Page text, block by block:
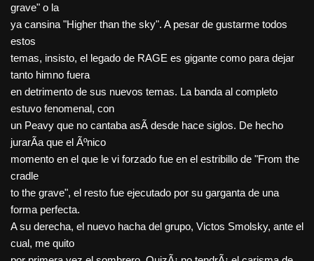
grave" o la
ya cansina "Higher than the sky". A pesar de gustarme todos
estos
temas, insisto, el legado de RAGE es gigante como para dejar
tanto himno fuera
en detrimento de sus nuevos temas. La banda al completo
estuvo fenomenal, con
un Peavy que no cantaba asÃ­ desde hace siglos. De hecho
jurarÃ­a que el Ãºnico
momento en el que le vi forzado fue en el estribillo de "From the
cradle
to the grave", el resto fue ejecutado por su garganta de una
forma perfecta.
A su derecha, el nuevo hacha del grupo, Victos Smolsky, ante el
cual, me quito